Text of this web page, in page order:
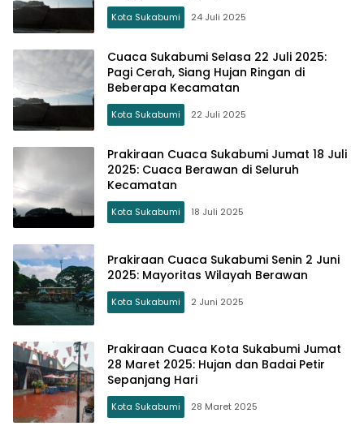
Kota Sukabumi 24 Juli 2025
Cuaca Sukabumi Selasa 22 Juli 2025:
Pagi Cerah, Siang Hujan Ringan di
Beberapa Kecamatan
Kota Sukabumi 22 Juli 2025
Prakiraan Cuaca Sukabumi Jumat 18 Juli
2025: Cuaca Berawan di Seluruh
Kecamatan
Kota Sukabumi 18 Juli 2025
Prakiraan Cuaca Sukabumi Senin 2 Juni
2025: Mayoritas Wilayah Berawan
Kota Sukabumi 2 Juni 2025
Prakiraan Cuaca Kota Sukabumi Jumat
28 Maret 2025: Hujan dan Badai Petir
Sepanjang Hari
Kota Sukabumi 28 Maret 2025